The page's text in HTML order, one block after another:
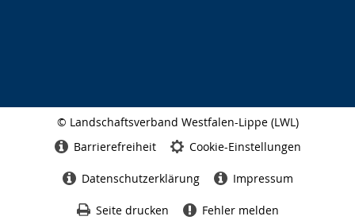
© Landschaftsverband Westfalen-Lippe (LWL)
Barrierefreiheit Cookie-Einstellungen
Datenschutzerklärung Impressum
Seite drucken Fehler melden